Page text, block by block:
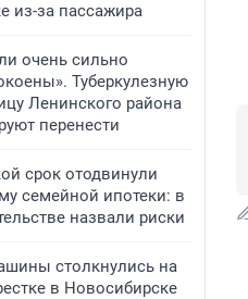
из-за пассажира
очень сильно
Туберкулезную
Ленинского района
перенести
срок отодвинули
семейной ипотеки: в
назвали риски
столкнулись на
в Новосибирске